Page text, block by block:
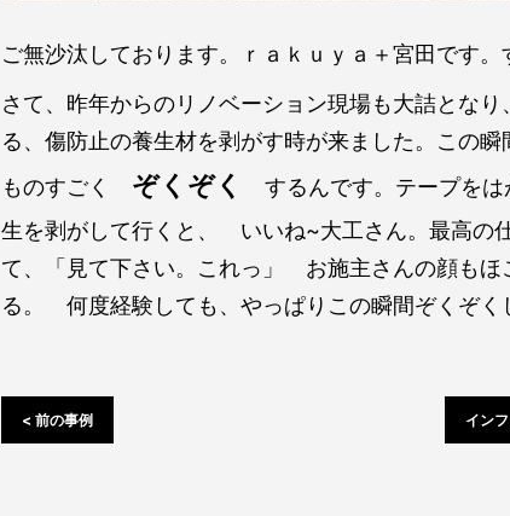
ご無沙汰しております。ｒａｋｕｙａ＋宮田です。
さて、昨年からのリノベーション現場も大詰とな
る、傷防止の養生材を剥がす時が来ました。この
ものすごく ぞくぞく
するんです。テープをは
生を剥がして行くと、 いいね~大工さん。最高の
て、「見て下さい。これっ」 お施主さんの顔も
る。 何度経験しても、やっぱりこの瞬間ぞくぞく
< 前の事例 イン